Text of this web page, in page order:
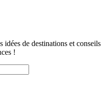
idées de destinations et conseils
!